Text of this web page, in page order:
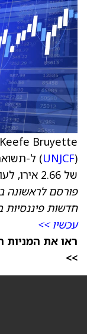
(
UNJCF) ל-
של 2.66 אירו, לעומת 2.76 אירו קודם.
פורסם לראשונה
חדשות
עכשיו >>
>>